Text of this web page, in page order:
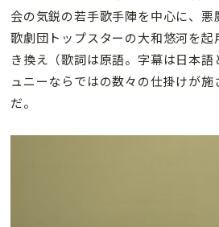
会の気鋭の若手歌手陣を中心に、
歌劇団トップスターの大和悠河を起
き換え（歌詞は原語。字幕は日本
ュニーならではの数々の仕掛けが施
だ。